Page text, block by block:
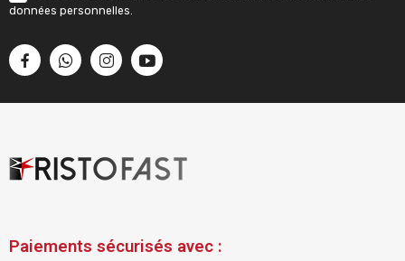
données personnelles.
Paiements sécurisés avec :